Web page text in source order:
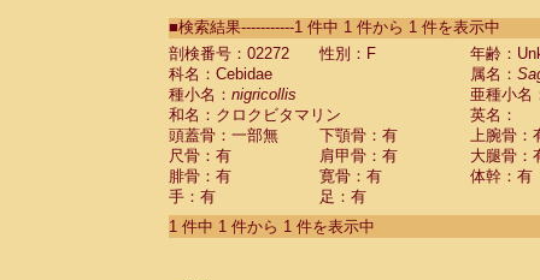
CebidaeSaguinus labiatus(0)
Cebidae Saguinus leucopus (0)
Cebidae
CebidaeSaguinus mystax
CebidaeSaguinus nigricollis (1)
Cebidae Saguinus oedipus
Cebidae Saguinus weddelli
Cebidae Saguinusspp.
Cebidae Aotus trivirgatus
Cebidae Cebus albifrons
■検索結果-----------1 件中 1 件から 1 件を表示中
剖検番号：02272
性別：F
年齢：
科名：Cebidae
属名：
種小名： nigricollis
亜種小名
和名：クロクビタマリン
英名：
頭蓋骨：一部無
下顎骨：有
上腕骨：
尺骨：有
肩甲骨：有
大腿骨：
腓骨：有
寛骨：有
体幹：有
手：有
足：有
1 件中 1 件から 1 件を表示中